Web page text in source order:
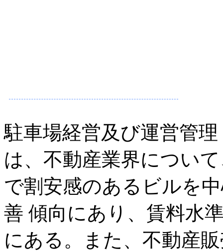
駐車場経営及び運営管
は、不動産業界につい
で割安感のあるビルを
善 傾向にあり、賃料水
にある。また、不動産